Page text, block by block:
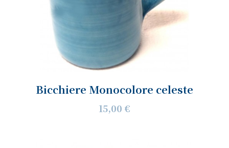
Bicchiere Monocolore celeste
15,00 €